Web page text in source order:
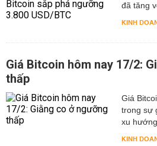
đã tăng
KINH
Giá Bitcoin hôm nay 17/2:
thấp
Giá
trong sự
xu
KINH